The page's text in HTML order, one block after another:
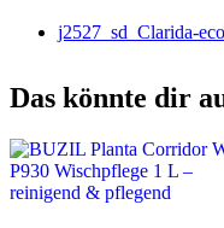
j2527_sd_Clarida-
Das könnte dir